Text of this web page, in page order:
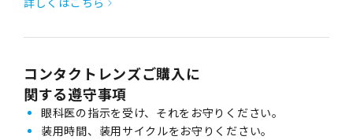
コンタクトレンズご購入に
関する遵守事項
眼科医の指示を受け、それをお守りください。
装用時間、装用サイクルをお守りください。